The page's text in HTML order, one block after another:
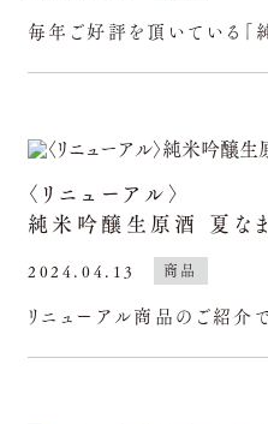
商品
〈リニューアル〉
純米吟醸生原酒 夏なま
2024.04.13